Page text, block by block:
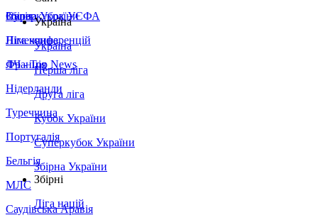
Збірна України
Італія
Німеччина
Франція
Нідерланди
Туреччина
Португалія
Бельгія
МЛС
Саудівська Аравія
Суперкубок УЄФА
Ліга конференцій
ЛЧ - Top News
Україна
Україна
Перша ліга
Друга ліга
Кубок України
Суперкубок України
Збірна України
Збірні
Ліга націй